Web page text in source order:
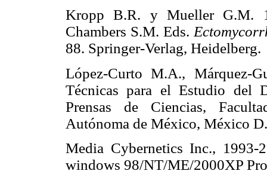
Kropp B.R. y Mueller G.M.
Chambers S.M. Eds.
88. Springer-Verlag,
López-Curto M.A., Márquez-
Técnicas para el Estudio del
Prensas de Ciencias,
Autónoma de México,
Media Cybernetics Inc., 1993-
windows 98/NT/ME/